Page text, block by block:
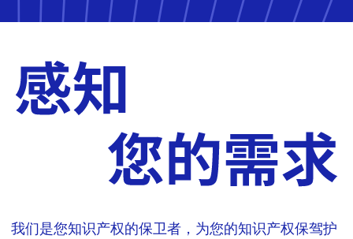
我们是您知识产权的保卫者，为您的知识产权保驾护